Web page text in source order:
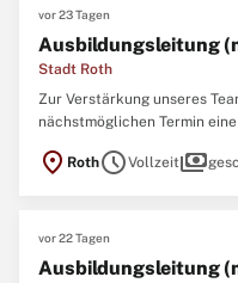
vor 23 Tagen
Ausbildungsleitung
Stadt Roth
Zur Verstärkung unseres
nächstmöglichen Termin
Aufgabengebiet umfasst im
und kontinuierliche
location_on RothscheduleVollzeitpayments
vor 22 Tagen
Ausbildungsleitung